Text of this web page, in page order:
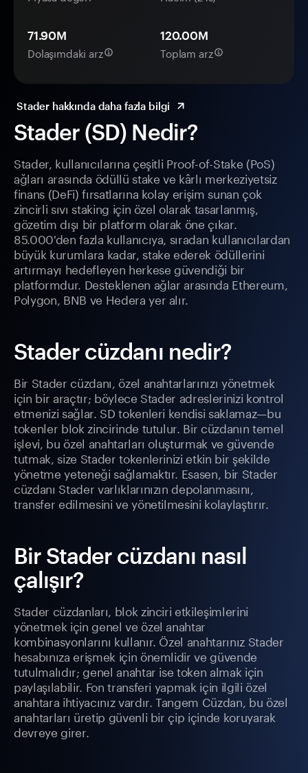
Stader (SD) Nedir?
Stader, kullanıcılarına çeşitli Proof-of-Stake (PoS)
ağları arasında ödüllü stake ve kârlı merkeziyetsiz
finans (DeFi) fırsatlarına kolay erişim sunan çok
zincirli sıvı staking için özel olarak tasarlanmış,
gözetim dışı bir platform olarak öne çıkar.
85.000'den fazla kullanıcıya, sıradan kullanıcılardan
büyük kurumlara kadar, stake ederek ödüllerini
artırmayı hedefleyen herkese güvendiği bir
platformdur. Desteklenen ağlar arasında Ethereum,
Polygon, BNB ve Hedera yer alır.
Stader cüzdanı nedir?
Bir Stader cüzdanı, özel anahtarlarınızı yönetmek
için bir araçtır; böylece Stader adreslerinizi kontrol
etmenizi sağlar. SD tokenleri kendisi saklamaz—bu
tokenler blok zincirinde tutulur. Bir cüzdanın temel
işlevi, bu özel anahtarları oluşturmak ve güvende
tutmak, size Stader tokenlerinizi etkin bir şekilde
yönetme yeteneği sağlamaktır. Esasen, bir Stader
cüzdanı Stader varlıklarınızın depolanmasını,
transfer edilmesini ve yönetilmesini kolaylaştırır.
Bir Stader cüzdanı nasıl
çalışır?
Stader cüzdanları, blok zinciri etkileşimlerini
yönetmek için genel ve özel anahtar
kombinasyonlarını kullanır. Özel anahtarınız Stader
hesabınıza erişmek için önemlidir ve güvende
tutulmalıdır; genel anahtar ise token almak için
paylaşılabilir. Fon transferi yapmak için ilgili özel
anahtara ihtiyacınız vardır. Tangem Cüzdan, bu özel
anahtarları üretip güvenli bir çip içinde koruyarak
devreye girer.
71.90M
Dolaşımdaki arz
120.00M
Toplam arz
Stader hakkında daha fazla bilgi